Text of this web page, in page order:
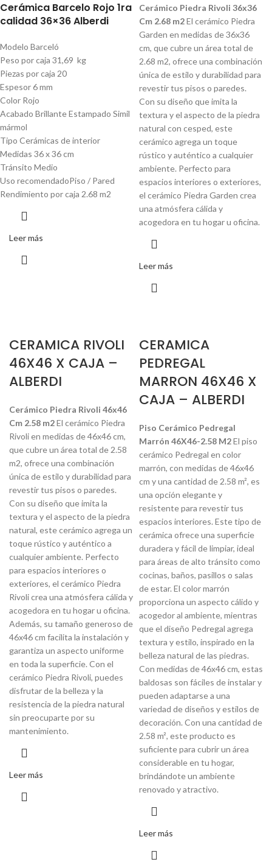
Cerámica Barcelo Rojo 1ra
calidad 36×36 Alberdi
Modelo Barceló
Peso por caja 31,69 kg
Piezas por caja 20
Espesor 6 mm
Color Rojo
Acabado Brillante Estampado Simil
mármol
Tipo Cerámicas de interior
Medidas 36 x 36 cm
Tránsito Medio
Uso recomendadoPiso / Pared
Rendimiento por caja 2.68 m2
Leer más
Cerámico Piedra Rivoli 36x36
Cm 2.68 m2El cerámico Piedra
Garden en medidas de 36x36
cm, que cubre un área total de
2.68 m2, ofrece una combinación
única de estilo y durabilidad para
revestir tus pisos o paredes.
Con su diseño que imita la
textura y el aspecto de la piedra
natural con cesped, este
cerámico agrega un toque
rústico y auténtico a cualquier
ambiente. Perfecto para
espacios interiores o exteriores,
el cerámico Piedra Garden crea
una atmósfera cálida y
acogedora en tu hogar u oficina.
Leer más
CERAMICA RIVOLI
46X46 X CAJA –
ALBERDI
Cerámico Piedra Rivoli 46x46
Cm 2.58 m2El cerámico Piedra
Rivoli en medidas de 46x46 cm,
que cubre un área total de 2.58
m2, ofrece una combinación
única de estilo y durabilidad para
revestir tus pisos o paredes.
Con su diseño que imita la
textura y el aspecto de la piedra
natural, este cerámico agrega un
toque rústico y auténtico a
cualquier ambiente. Perfecto
para espacios interiores o
exteriores, el cerámico Piedra
Rivoli crea una atmósfera cálida y
acogedora en tu hogar u oficina.
Además, su tamaño generoso de
46x46 cm facilita la instalación y
garantiza un aspecto uniforme
en toda la superficie. Con el
cerámico Piedra Rivoli, puedes
disfrutar de la belleza y la
resistencia de la piedra natural
sin preocuparte por su
mantenimiento.
Leer más
CERAMICA
PEDREGAL
MARRON 46X46 X
CAJA – ALBERDI
Piso Cerámico Pedregal
Marrón 46X46-2.58 M2El piso
cerámico Pedregal en color
marrón, con medidas de 46x46
cm y una cantidad de 2.58 m², es
una opción elegante y
resistente para revestir tus
espacios interiores. Este tipo de
cerámica ofrece una superficie
duradera y fácil de limpiar, ideal
para áreas de alto tránsito como
cocinas, baños, pasillos o salas
de estar. El color marrón
proporciona un aspecto cálido y
acogedor al ambiente, mientras
que el diseño Pedregal agrega
textura y estilo, inspirado en la
belleza natural de las piedras.
Con medidas de 46x46 cm, estas
baldosas son fáciles de instalar y
pueden adaptarse a una
variedad de diseños y estilos de
decoración. Con una cantidad de
2.58 m², este producto es
suficiente para cubrir un área
considerable en tu hogar,
brindándote un ambiente
renovado y atractivo.
Leer más